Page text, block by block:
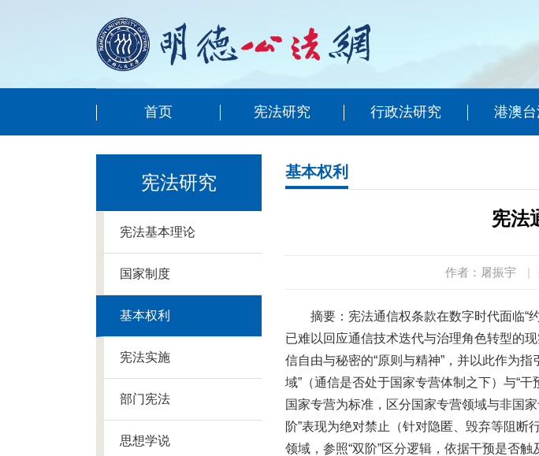
首页 宪法研究 行政法研究 港澳台
宪法研究
宪法基本理论
国家制度
基本权利
宪法实施
部门宪法
思想学说
基本权利
宪法
作者：屠振宇 |
摘要：宪法通信权条款在数字时代面临“
已难以回应通信技术迭代与治理角色转型的
信自由与秘密的“原则与精神”，并以此作为
域”（通信是否处于国家专营体制之下）与“
国家专营为标准，区分国家专营领域与非国
阶”表现为绝对禁止（针对隐匿、毁弃等阻
领域，参照“双阶”区分逻辑，依据干预是否